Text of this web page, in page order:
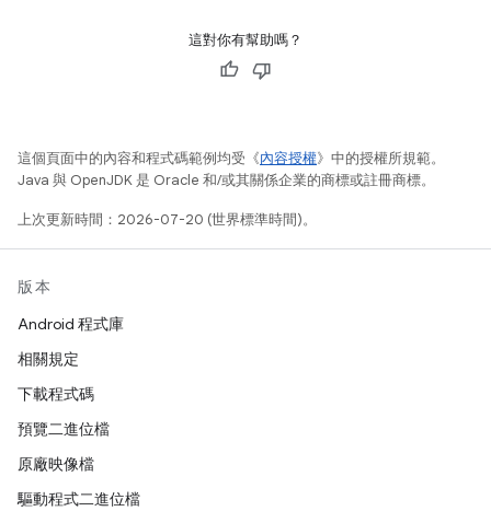
這對你有幫助嗎？
這個頁面中的內容和程式碼範例均受《內容授權》中的授權所規範。
Java 與 OpenJDK 是 Oracle 和/或其關係企業的商標或註冊商標。
上次更新時間：2026-07-20 (世界標準時間)。
版本
Android 程式庫
相關規定
下載程式碼
預覽二進位檔
原廠映像檔
驅動程式二進位檔